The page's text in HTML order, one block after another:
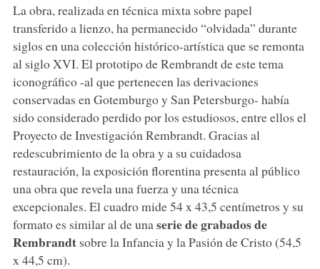
La obra, realizada en técnica mixta sobre papel
transferido a lienzo, ha permanecido “olvidada” durante
siglos en una colección histórico-artística que se remonta
al siglo XVI. El prototipo de Rembrandt de este tema
iconográfico -al que pertenecen las derivaciones
conservadas en Gotemburgo y San Petersburgo- había
sido considerado perdido por los estudiosos, entre ellos el
Proyecto de Investigación Rembrandt. Gracias al
redescubrimiento de la obra y a su cuidadosa
restauración, la exposición florentina presenta al público
una obra que revela una fuerza y una técnica
excepcionales. El cuadro mide 54 x 43,5 centímetros y su
formato es similar al de unaserie de grabados de
Rembrandtsobre la Infancia y la Pasión de Cristo (54,5
x 44,5 cm).